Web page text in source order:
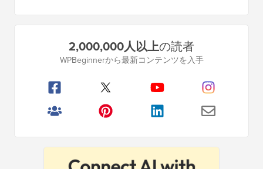
ー
ジ
省
略
ー
ジ
は
略
ジ
ペ
ー
イ
2,000,000人以上の読者
WPBeginnerから最新コンテンツを入手